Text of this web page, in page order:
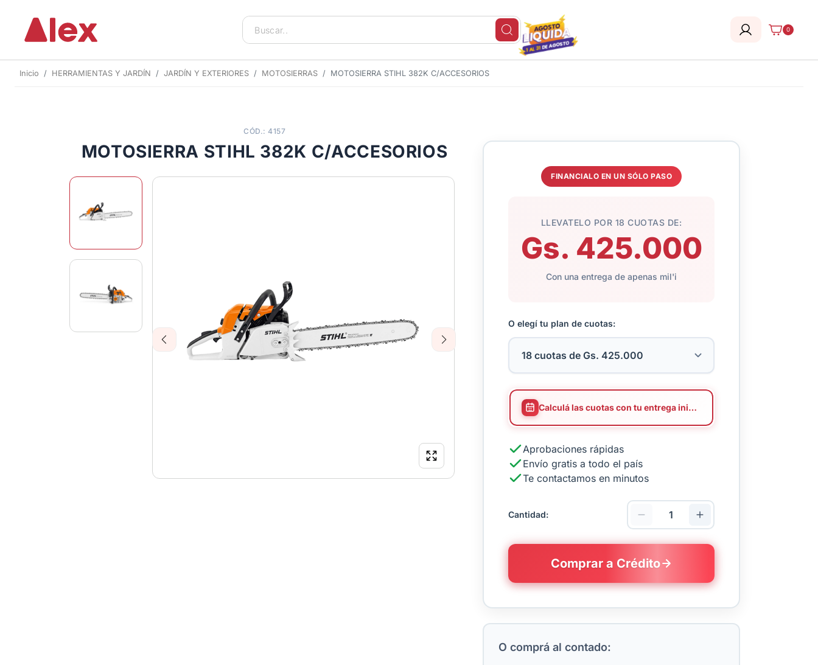
0
Inicio HERRAMIENTAS Y JARDÍN JARDÍN Y EXTERIORES MOTOSIERRAS MOTOSIERRA STIHL 382K C/ACCESORIOS
CÓD.: 4157
MOTOSIERRA STIHL 382K C/ACCESORIOS
Previous Next
FINANCIALO EN UN SÓLO PASO
LLEVATELO POR 18 CUOTAS DE:
Gs. 425.000
Con una entrega de apenas mil'i
O elegí tu plan de cuotas:
Calculá las cuotas con tu entrega inicial
Aprobaciones rápidas
Envío gratis a todo el país
Te contactamos en minutos
Cantidad:
Comprar a Crédito
O comprá al contado: